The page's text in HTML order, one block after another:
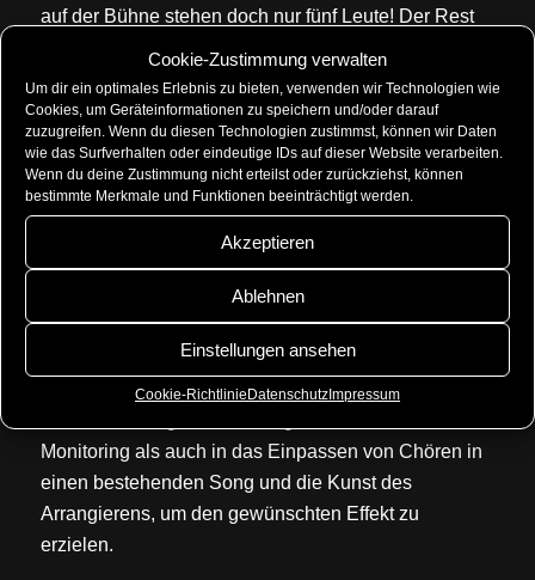
Cookie-Zustimmung verwalten
Um dir ein optimales Erlebnis zu bieten, verwenden wir Technologien wie
Cookies, um Geräteinformationen zu speichern und/oder darauf
zuzugreifen. Wenn du diesen Technologien zustimmst, können wir Daten
wie das Surfverhalten oder eindeutige IDs auf dieser Website verarbeiten.
Wenn du deine Zustimmung nicht erteilst oder zurückziehst, können
bestimmte Merkmale und Funktionen beeinträchtigt werden.
Akzeptieren
Ablehnen
Einstellungen ansehen
Cookie-Richtlinie Datenschutz Impressum
auf der Bühne stehen doch nur fünf Leute! Der Rest
Für den verlässlich perfekten Sound die einfache
Lösung, für das Live Erlebnis irgendwie nicht so geil.
In diesem Workshop lernt ihr am realen Beispiel, wie
man als Chorsänger auf einer sehr lauten Bühne
überlebt – und jede Menge Spaß dabei hat! Wir
werden an verschiedenen Songs aus
unterschiedlichen Genres ausprobieren, wo der
Unterschied zwischen „den Refrain Mitgröhlen“ und
mehrstimmigen Backing Vocals liegt. Dabei geben
wir sowohl eine Einführung in korrekte
Monitoring als auch in das Einpassen von Chören in
einen bestehenden Song und die Kunst des
Arrangierens, um den gewünschten Effekt zu
erzielen.